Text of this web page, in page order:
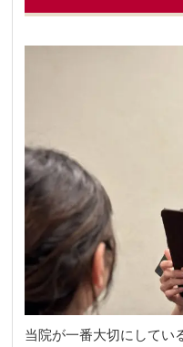
当院が一番大切にしてい